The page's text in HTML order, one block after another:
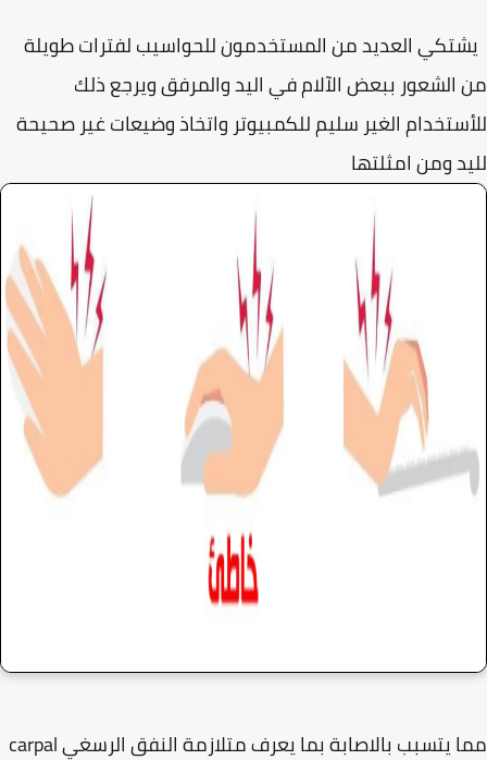
العديد من المستخدمون للحواسيب لفترات طويلة
ببعض الآلام في اليد والمرفق ويرجع ذلك
الغير سليم للكمبيوتر واتخاذ وضيعات غير صحيحة
ومن امثلتها
مما يتسبب بالاصابة بما يعرف متلازمة النفق الرسغي carpal